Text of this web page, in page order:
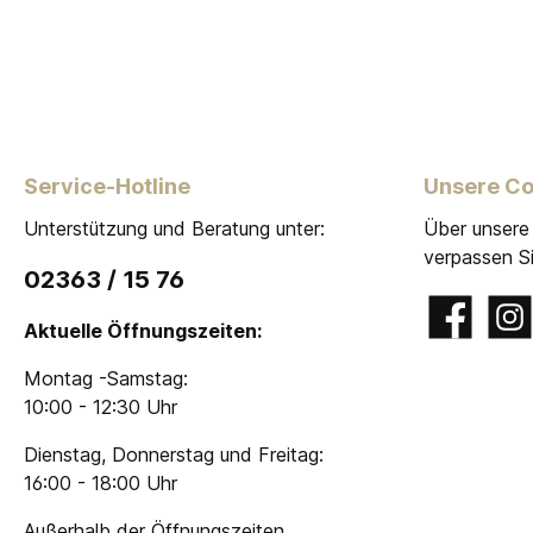
Service-Hotline
Unterstützung und Beratung unter:
02363 / 15 76
Aktuelle Öffnungszeiten:
Montag -Samstag:
10:00 - 12:30 Uhr
Dienstag, Donnerstag und Freitag:
16:00 - 18:00 Uhr
Unsere
Über
verpassen
Facebook